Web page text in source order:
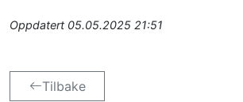
Oppdatert 05.05.2025 21:51
Tilbake